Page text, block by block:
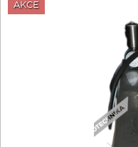
Grilovací
Kávovary
AKCE